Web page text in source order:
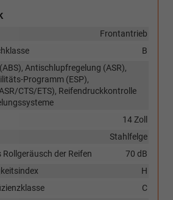
Frontantrieb
B
Antischlupfregelung (ASR),
Programm (ESP),
CTS/ETS), Reifendruckkontrolle
14 Zoll
Stahlfelge
70 dB
der Reifen
H
C